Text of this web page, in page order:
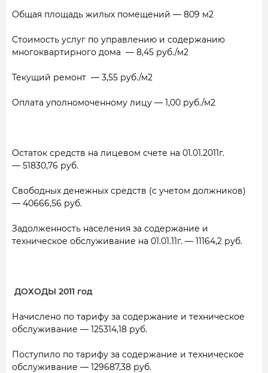
Общая площадь жилых помещений — 809 м2
Стоимость услуг по управлению и содержанию
многоквартирного дома — 8,45 руб./м2
Текущий ремонт — 3,55 руб./м2
Оплата уполномоченному лицу — 1,00 руб./м2
Остаток средств на лицевом счете на 01.01.2011г.
— 51830,76 руб.
Свободных денежных средств (с учетом должников)
— 40666,56 руб.
Задолженность населения за содержание и
техническое обслуживание на 01.01.11г. — 11164,2 руб.
ДОХОДЫ 2011 год
Начислено по тарифу за содержание и техническое
обслуживание — 125314,18 руб.
Поступило по тарифу за содержание и техническое
обслуживание — 129687,38 руб.